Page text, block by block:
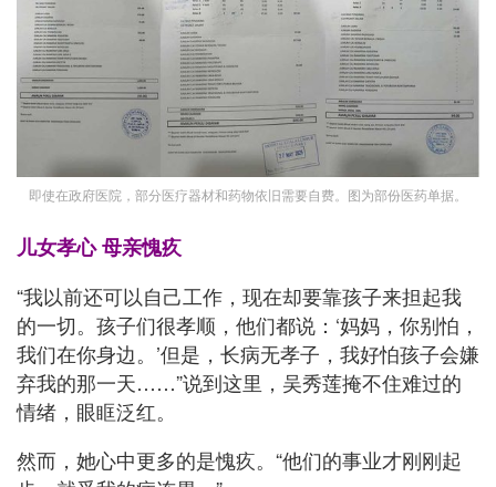
即使在政府医院，部分医疗器材和药物依旧需要自费。图为部份医药单据。
儿女孝心 母亲愧疚
“我以前还可以自己工作，现在却要靠孩子来担起我
的一切。孩子们很孝顺，他们都说：‘妈妈，你别怕，
我们在你身边。’但是，长病无孝子，我好怕孩子会嫌
弃我的那一天……”说到这里，吴秀莲掩不住难过的
情绪，眼眶泛红。
然而，她心中更多的是愧疚。“他们的事业才刚刚起